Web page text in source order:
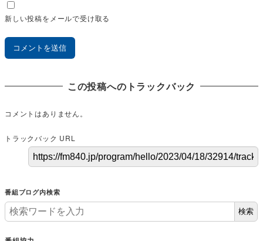
新しい投稿をメールで受け取る
この投稿へのトラックバック
コメントはありません。
トラックバック URL
番組ブログ内検索
検索